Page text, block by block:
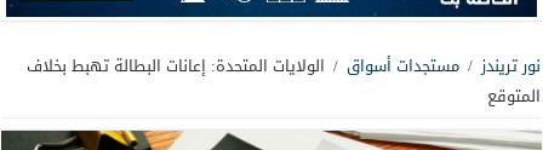
نور تريندز / مستجدات أسواق / الولايات المتحدة: إعانات البطالة تهبط بخلاف
المتوقع